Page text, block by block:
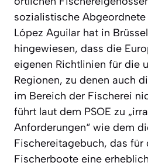
sozialistische Abgeordnete
López Aguilar hat in
hingewiesen, dass die
eigenen Richtlinien für die
Regionen, zu denen auch
im Bereich der Fischerei
führt laut dem PSOE zu
Anforderungen“ wie dem
Fischereitagebuch, das für
Fischerboote eine